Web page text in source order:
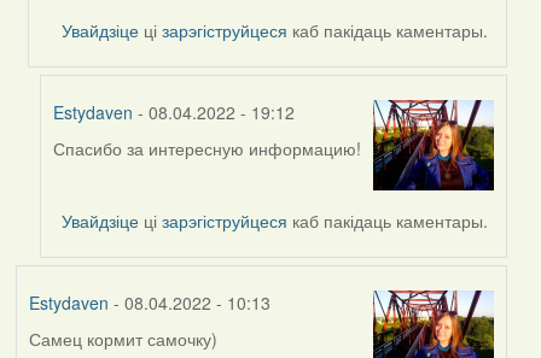
Увайдзіце цізарэгіструйцеся каб пакідаць каментары.
Estydaven - 08.04.2022 - 19:12
In
by
Harrier
Спасибо за интересную информацию!
Увайдзіце цізарэгіструйцеся каб пакідаць каментары.
Estydaven - 08.04.2022 - 10:13
Самец кормит самочку)